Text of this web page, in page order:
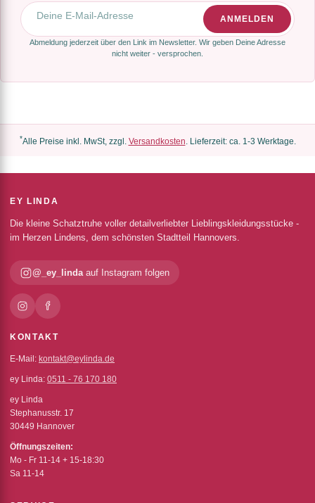
E-Mail-Adresse
ANMELDEN
Abmeldung jederzeit über den Link im Newsletter. Wir geben Deine Adresse
nicht weiter - versprochen.
*Alle Preise inkl. MwSt, zzgl. Versandkosten. Lieferzeit: ca. 1-3 Werktage.
EY LINDA
Die kleine Schatztruhe voller detailverliebter Lieblingskleidungsstücke -
im Herzen Lindens, dem schönsten Stadtteil Hannovers.
@_ey_lindaauf Instagram folgen
KONTAKT
E-Mail: kontakt@eylinda.de
ey Linda: 0511 - 76 170 180
ey Linda
Stephanusstr. 17
30449 Hannover
Öffnungszeiten:
Mo - Fr 11-14 + 15-18:30
Sa 11-14